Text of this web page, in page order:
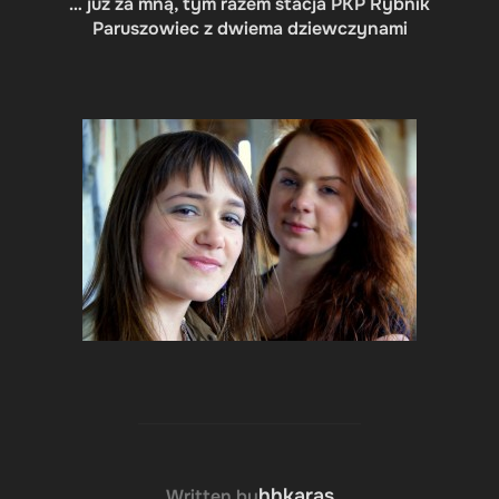
Paruszowiec z dwiema dziewczynami
POST AUTHOR